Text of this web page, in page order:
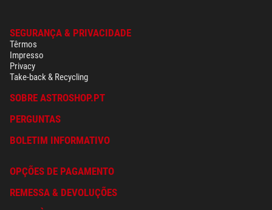
SEGURANÇA & PRIVACIDADE
Têrmos
Impresso
Privacy
Take-back & Recycling
SOBRE ASTROSHOP.PT
PERGUNTAS
BOLETIM INFORMATIVO
OPÇÕES DE PAGAMENTO
REMESSA & DEVOLUÇÕES